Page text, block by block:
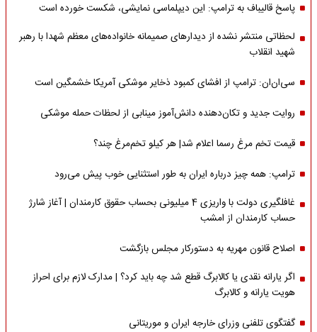
پاسخ قالیباف به ترامپ: این دیپلماسی نمایشی، شکست خورده است
لحظاتی منتشر نشده از دیدارهای صمیمانه خانواده‌های معظم شهدا با رهبر
شهید انقلاب
سی‌ان‌ان: ترامپ از افشای کمبود ذخایر موشکی آمریکا خشمگین است
روایت جدید و تکان‌دهنده دانش‌آموز مینابی از لحظات حمله موشکی
قیمت تخم مرغ رسما اعلام شد| هر کیلو تخم‌مرغ چند؟
ترامپ: همه چیز درباره ایران به طور استثنایی خوب پیش می‌رود
غافلگیری دولت با واریزی 4 میلیونی بحساب حقوق کارمندان | آغاز شارژ
حساب کارمندان از امشب
اصلاح قانون مهریه به دستورکار مجلس بازگشت
اگر یارانه نقدی یا کالابرگ قطع شد چه باید کرد؟ | مدارک لازم برای احراز
هویت یارانه و کالابرگ
گفتگوی تلفنی وزرای خارجه ایران و موریتانی